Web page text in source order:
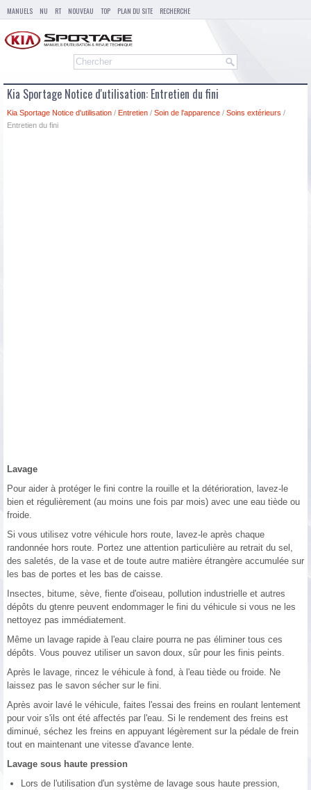
MANUELS NU RT NOUVEAU TOP PLAN DU SITE RECHERCHE
Kia Sportage Notice d'utilisation: Entretien du fini
Kia Sportage Notice d'utilisation / Entretien / Soin de l'apparence / Soins extérieurs /
Entretien du fini
Lavage
Pour aider à protéger le fini contre la rouille et la détérioration, lavez-le
bien et régulièrement (au moins une fois par mois) avec une eau tiède ou
froide.
Si vous utilisez votre véhicule hors route, lavez-le après chaque
randonnée hors route. Portez une attention particulière au retrait du sel,
des saletés, de la vase et de toute autre matière étrangère accumulée sur
les bas de portes et les bas de caisse.
Insectes, bitume, sève, fiente d'oiseau, pollution industrielle et autres
dépôts du gtenre peuvent endommager le fini du véhicule si vous ne les
nettoyez pas immédiatement.
Même un lavage rapide à l'eau claire pourra ne pas éliminer tous ces
dépôts. Vous pouvez utiliser un savon doux, sûr pour les finis peints.
Après le lavage, rincez le véhicule à fond, à l'eau tiède ou froide. Ne
laissez pas le savon sécher sur le fini.
Après avoir lavé le véhicule, faites l'essai des freins en roulant lentement
pour voir s'ils ont été affectés par l'eau. Si le rendement des freins est
diminué, séchez les freins en appuyant légèrement sur la pédale de frein
tout en maintenant une vitesse d'avance lente.
Lavage sous haute pression
Lors de l'utilisation d'un système de lavage sous haute pression,